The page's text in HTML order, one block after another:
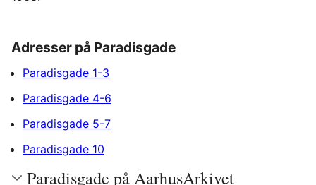
Adresser på Paradisgade
Paradisgade 1-3
Paradisgade 4-6
Paradisgade 5-7
Paradisgade 10
Paradisgade på AarhusArkivet